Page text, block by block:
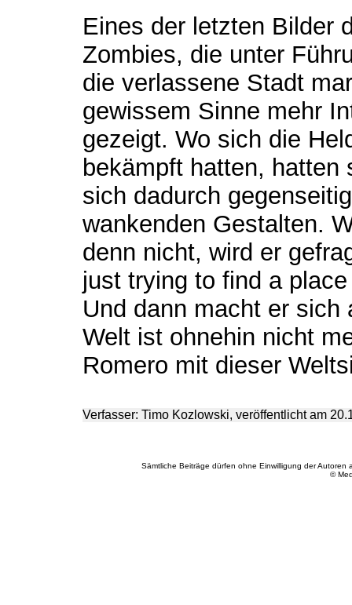
Eines der letzten Bilder
Zombies, die unter
die verlassene Stadt
gewissem Sinne mehr
gezeigt. Wo sich die
bekämpft hatten, hatten
sich dadurch
wankenden Gestalten.
denn nicht, wird er
just trying to find a
Und dann macht er sich
Welt ist ohnehin nicht
Romero mit dieser
Verfasser: Timo Kozlowski, veröffentlicht am
Sämtliche Beiträge dürfen ohne Einwilligung der
©